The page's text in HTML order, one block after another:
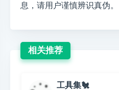
息，请用户谨慎辨识真伪。
相关推荐
工具集🐔